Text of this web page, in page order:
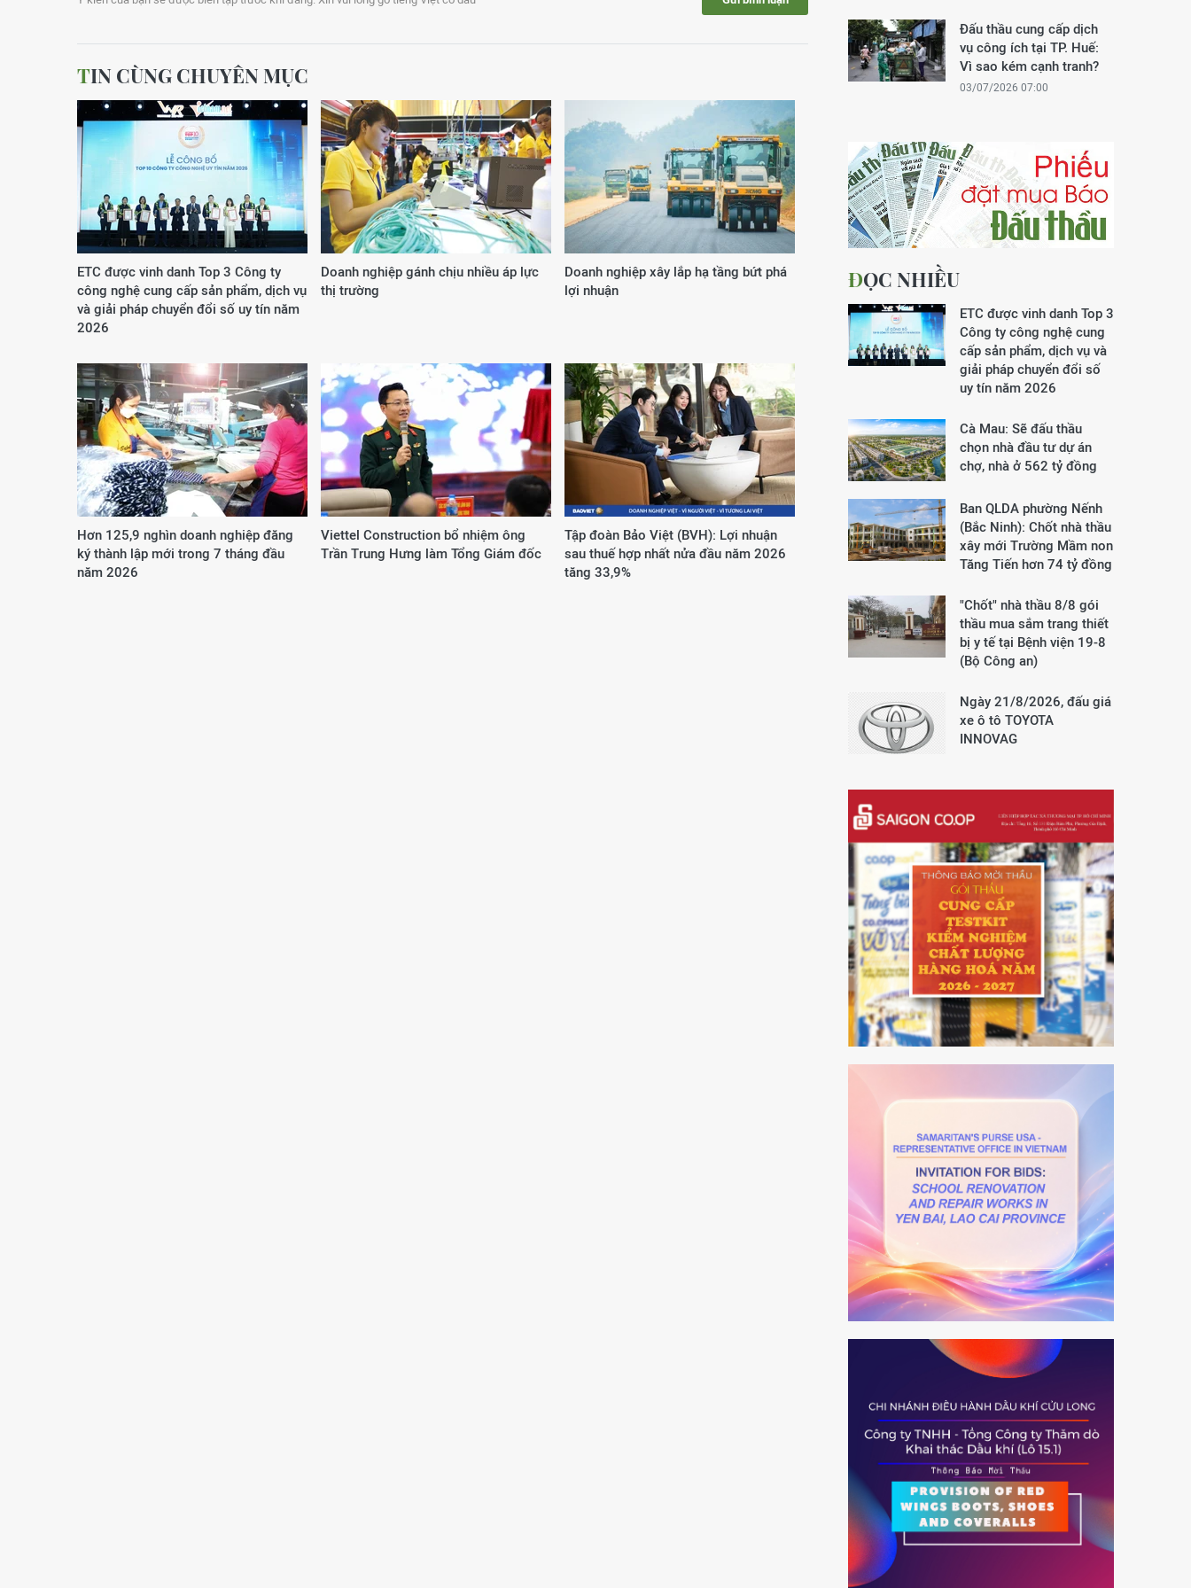
TIN CÙNG CHUYÊN MỤC
ETC được vinh danh Top 3 Công ty
công nghệ cung cấp sản phẩm, dịch vụ
và giải pháp chuyển đổi số uy tín năm
2026
Doanh nghiệp gánh chịu nhiều áp lực
thị trường
Doanh nghiệp xây lắp hạ tầng bứt phá
lợi nhuận
Hơn 125,9 nghìn doanh nghiệp đăng
ký thành lập mới trong 7 tháng đầu
năm 2026
Viettel Construction bổ nhiệm ông
Trần Trung Hưng làm Tổng Giám đốc
Tập đoàn Bảo Việt (BVH): Lợi nhuận
sau thuế hợp nhất nửa đầu năm 2026
tăng 33,9%
Đấu thầu cung cấp dịch
vụ công ích tại TP. Huế:
Vì sao kém cạnh tranh?
03/07/2026 07:00
ĐỌC NHIỀU
ETC được vinh danh Top 3
Công ty công nghệ cung
cấp sản phẩm, dịch vụ và
giải pháp chuyển đổi số
uy tín năm 2026
Cà Mau: Sẽ đấu thầu
chọn nhà đầu tư dự án
chợ, nhà ở 562 tỷ đồng
Ban QLDA phường Nếnh
(Bắc Ninh): Chốt nhà thầu
xây mới Trường Mầm non
Tăng Tiến hơn 74 tỷ đồng
"Chốt" nhà thầu 8/8 gói
thầu mua sắm trang thiết
bị y tế tại Bệnh viện 19-8
(Bộ Công an)
Ngày 21/8/2026, đấu giá
xe ô tô TOYOTA
INNOVAG